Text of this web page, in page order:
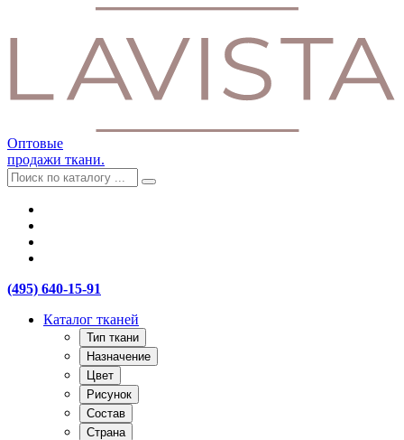
Оптовые
продажи ткани.
(495) 640-15-91
Каталог тканей
Тип ткани
Назначение
Цвет
Рисунок
Состав
Страна